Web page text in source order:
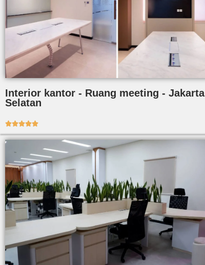
Interior kantor - Ruang meeting - Jakarta
Selatan
